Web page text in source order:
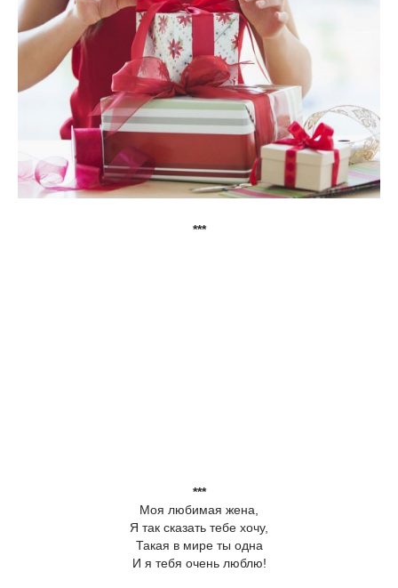
***
***
Моя любимая жена,
Я так сказать тебе хочу,
Такая в мире ты одна
И я тебя очень люблю!